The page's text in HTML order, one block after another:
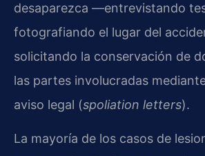
desaparezca —entrevistando
fotografiando el lugar del
solicitando la conservación de
las partes involucradas
aviso legal (spoliation letters).
La mayoría de los casos de